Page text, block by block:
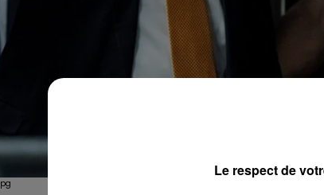
Le respect de